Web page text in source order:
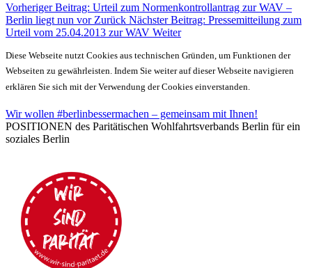
Vorheriger Beitrag: Urteil zum Normenkontrollantrag zur WAV –
Berlin liegt nun vor Zurück Nächster Beitrag: Pressemitteilung zum
Urteil vom 25.04.2013 zur WAV Weiter
Diese Webseite nutzt Cookies aus technischen Gründen, um Funktionen der
Webseiten zu gewährleisten. Indem Sie weiter auf dieser Webseite navigieren
erklären Sie sich mit der Verwendung der Cookies einverstanden.
Wir wollen #berlinbessermachen – gemeinsam mit Ihnen!
POSITIONEN des Paritätischen Wohlfahrtsverbands Berlin für ein
soziales Berlin